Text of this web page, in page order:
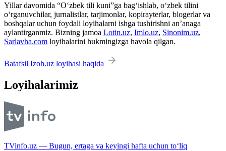
Yillar davomida “O‘zbek tili kuni”ga bag‘ishlab, o‘zbek tilini
o‘rganuvchilar, jurnalistlar, tarjimonlar, kopirayterlar, blogerlar va
boshqalar uchun foydali loyihalarni ishga tushirishni an’anaga
aylantirganmiz. Bizning jamoa Lotin.uz, Imlo.uz, Sinonim.uz,
Sarlavha.com loyihalarini hukmingizga havola qilgan.
Batafsil Izoh.uz loyihasi haqida
Loyihalarimiz
TVinfo.uz — Bugun, ertaga va keyingi hafta uchun to‘liq